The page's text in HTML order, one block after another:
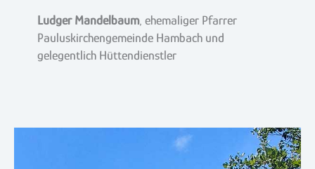
Ludger Mandelbaum, ehemaliger Pfarrer
Pauluskirchengemeinde Hambach und
gelegentlich Hüttendienstler